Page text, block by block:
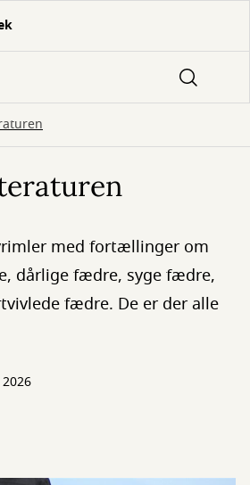
med fortællinger om
dårlige fædre, syge fædre,
fædre. De er der alle